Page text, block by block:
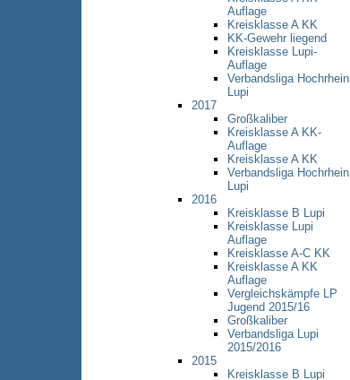
Auflage
Kreisklasse A KK
KK-Gewehr liegend
Kreisklasse Lupi-
Auflage
Verbandsliga Hochrhein
Lupi
2017
Großkaliber
Kreisklasse A KK-
Auflage
Kreisklasse A KK
Verbandsliga Hochrhein
Lupi
2016
Kreisklasse B Lupi
Kreisklasse Lupi
Auflage
Kreisklasse A-C KK
Kreisklasse A KK
Auflage
Vergleichskämpfe LP
Jugend 2015/16
Großkaliber
Verbandsliga Lupi
2015/2016
2015
Kreisklasse B Lupi